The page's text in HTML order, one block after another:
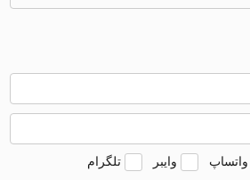
واتساپ وایبر تلگرام